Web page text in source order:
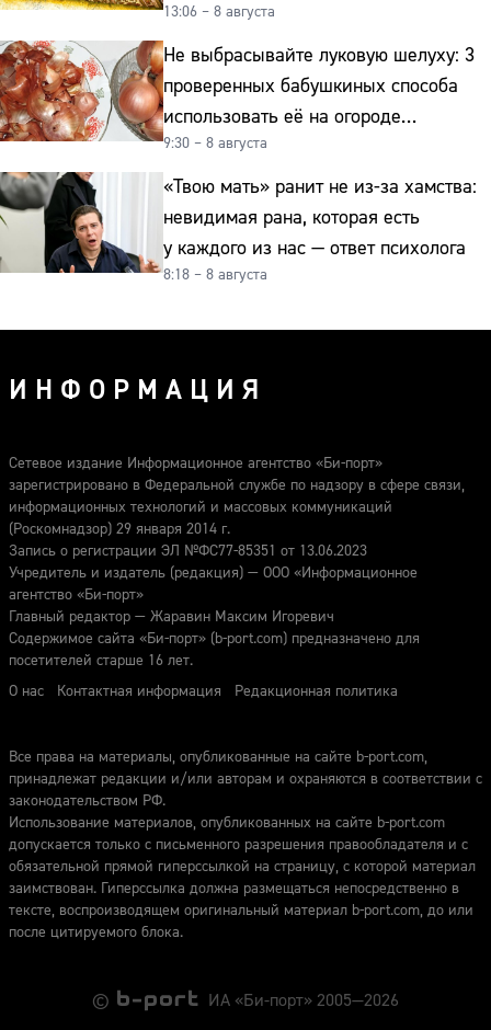
интерьер
13:06 – 8 августа
Не выбрасывайте луковую шелуху: 3
проверенных бабушкиных способа
использовать её на огороде
и для здоровья этой зимой
9:30 – 8 августа
«Твою мать» ранит не из-за хамства:
невидимая рана, которая есть
у каждого из нас — ответ психолога
8:18 – 8 августа
ИНФОРМАЦИЯ
Сетевое издание Информационное агентство «Би-порт»
зарегистрировано в Федеральной службе по надзору в сфере связи,
информационных технологий и массовых коммуникаций
(Роскомнадзор) 29 января 2014 г.
Запись о регистрации ЭЛ №ФС77-85351 от 13.06.2023
Учредитель и издатель (редакция) — ООО «Информационное
агентство «Би-порт»
Главный редактор — Жаравин Максим Игоревич
Содержимое сайта «Би-порт» (b-port.com) предназначено для
посетителей старше 16 лет.
О нас
Контактная информация Редакционная политика
Все права на материалы, опубликованные на сайте b-port.com,
принадлежат редакции и/или авторам и охраняются в соответствии с
законодательством РФ.
Использование материалов, опубликованных на сайте b-port.com
допускается только с письменного разрешения правообладателя и с
обязательной прямой гиперссылкой на страницу, с которой материал
заимствован. Гиперссылка должна размещаться непосредственно в
тексте, воспроизводящем оригинальный материал b-port.com, до или
после цитируемого блока.
© ИА «Би-порт» 2005—2026